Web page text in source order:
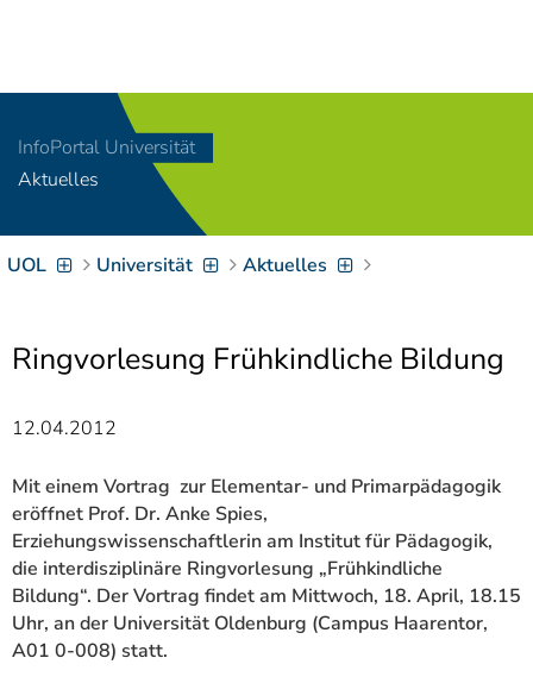
[Access-Key 8
Zum Inhalt springen
Zur Suche springen
[Access-Key 4]
Zur Hauptnavigation
Zur
Zielgruppennavigation
Brotkrumennavigation
springen[
7]
Informationen zur
Barrierefreiheit
InfoPortal Universität
Aktuelles
UOL Universität Aktuelles
Ringvorlesung Frühkindliche Bildung
12.04.2012
Mit einem Vortrag zur Elementar- und Primarpädagogik
eröffnet Prof. Dr. Anke Spies,
Erziehungswissenschaftlerin am Institut für Pädagogik,
die interdisziplinäre Ringvorlesung „Frühkindliche
Bildung“. Der Vortrag findet am Mittwoch, 18. April, 18.15
Uhr, an der Universität Oldenburg (Campus Haarentor,
A01 0-008) statt.